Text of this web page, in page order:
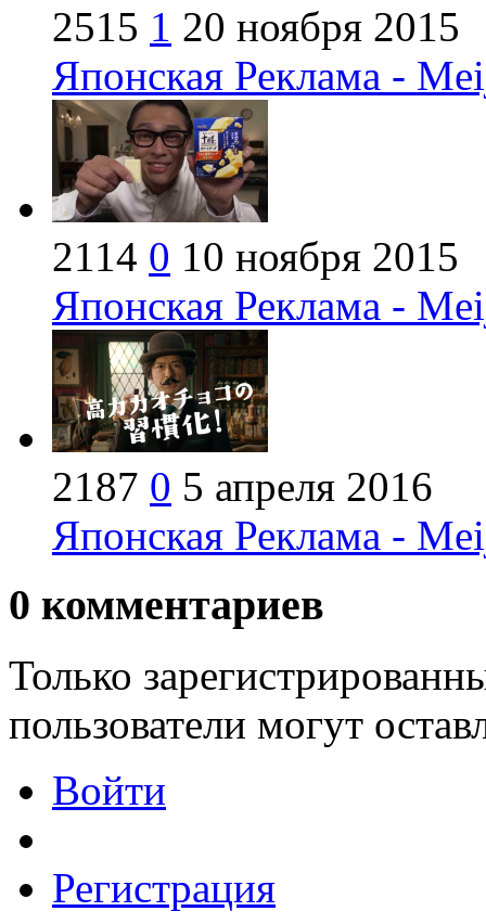
2515 1 20 ноября 2015
Японская Реклама -
2114 0 10 ноября 2015
Японская Реклама -
2187 0 5 апреля 2016
Японская Реклама -
0 комментариев
Только
пользователи могут
Войти
Регистрация